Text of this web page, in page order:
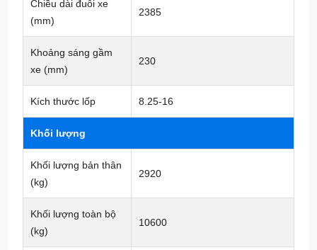
Chiều dài đuôi xe
(mm)
2385
Khoảng sáng gầm
xe (mm)
230
Kích thước lốp 8.25-16
Khối lượng
Khối lượng bản thân
(kg)
2920
Khối lượng toàn bộ
(kg)
10600